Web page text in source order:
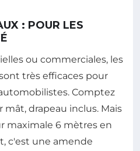
: POUR LES
ou commerciales, les
très efficaces pour
Comptez
drapeau inclus. Mais
maximale 6 mètres en
c'est une amende